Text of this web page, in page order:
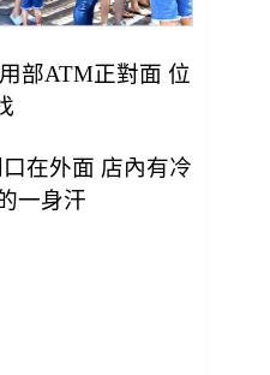
部ATM正對面 位
在外面 店內有冷
一身汗